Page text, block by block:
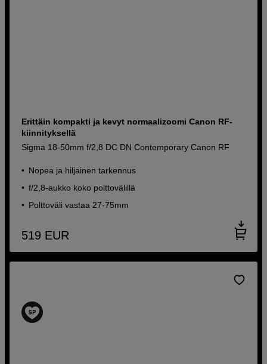
Erittäin kompakti ja kevyt normaalizoomi Canon RF-
kiinnityksellä
Sigma 18-50mm f/2,8 DC DN Contemporary Canon RF
Nopea ja hiljainen tarkennus
f/2,8-aukko koko polttovälillä
Polttoväli vastaa 27-75mm
519 EUR